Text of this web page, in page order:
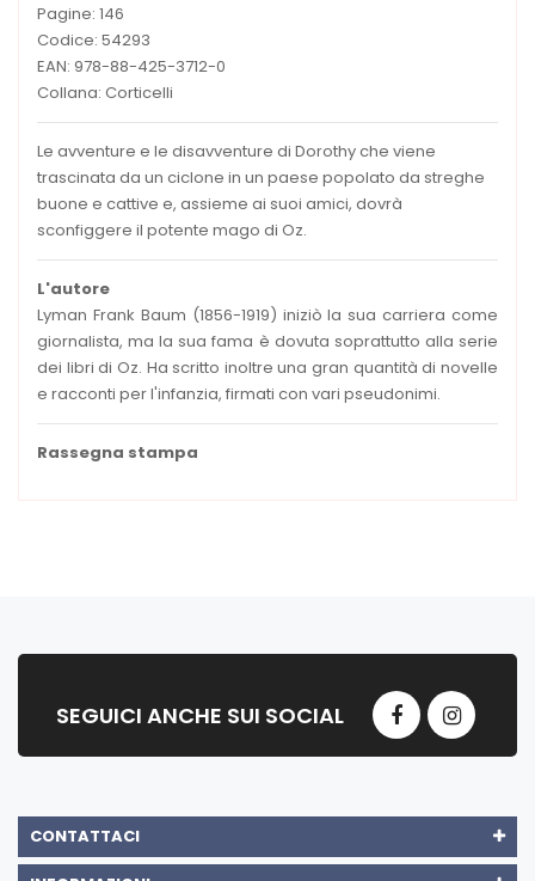
Pagine: 146
Codice: 54293
EAN: 978-88-425-3712-0
Collana: Corticelli
Le avventure e le disavventure di Dorothy che viene
trascinata da un ciclone in un paese popolato da streghe
buone e cattive e, assieme ai suoi amici, dovrà
sconfiggere il potente mago di Oz.
L'autore
Lyman Frank Baum (1856-1919) iniziò la sua carriera come
giornalista, ma la sua fama è dovuta soprattutto alla serie
dei libri di Oz. Ha scritto inoltre una gran quantità di novelle
e racconti per l'infanzia, firmati con vari pseudonimi.
Rassegna stampa
SEGUICI ANCHE SUI SOCIAL
CONTATTACI